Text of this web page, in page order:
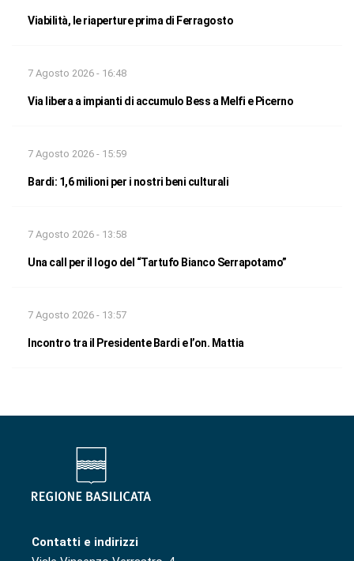
Viabilità, le riaperture prima di Ferragosto
7 Agosto 2026 - 16:48
Via libera a impianti di accumulo Bess a Melfi e Picerno
7 Agosto 2026 - 15:59
Bardi: 1,6 milioni per i nostri beni culturali
7 Agosto 2026 - 13:58
Una call per il logo del “Tartufo Bianco Serrapotamo”
7 Agosto 2026 - 13:57
Incontro tra il Presidente Bardi e l’on. Mattia
Contatti e indirizzi